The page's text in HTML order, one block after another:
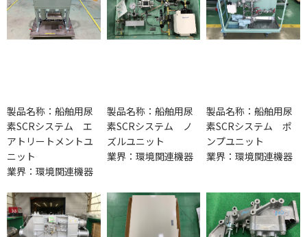
製品名称：船舶用尿
素SCRシステム エ
アトリートメントユ
ニット
業界：環境関連機器
製品名称：船舶用尿
素SCRシステム ノ
ズルユニット
業界：環境関連機器
製品名称：船舶用尿
素SCRシステム ポ
ンプユニット
業界：環境関連機器